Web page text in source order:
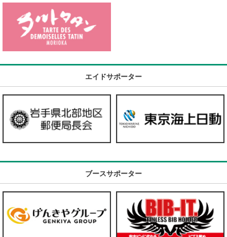
エイドサポーター
ブースサポーター